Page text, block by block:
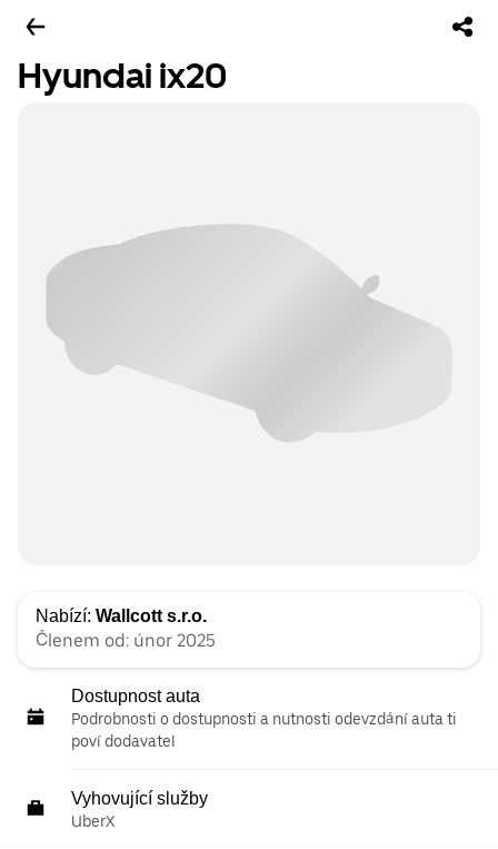
Hyundai ix20
Nabízí: Wallcott s.r.o.
Členem od: únor 2025
Dostupnost auta
Podrobnosti o dostupnosti a nutnosti odevzdání auta ti
poví dodavatel
Vyhovující služby
UberX